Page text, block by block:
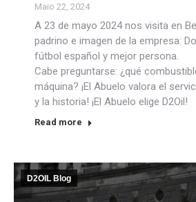
Maio 22, 2024
A 23 de mayo 2024 nos visita en
padrino e imagen de la empresa:
fútbol español y mejor persona.
Cabe preguntarse: ¿qué
máquina? ¡El Abuelo valora el
y la historia! ¡El Abuelo elige D2Oil!
Read more
D2OIL Blog